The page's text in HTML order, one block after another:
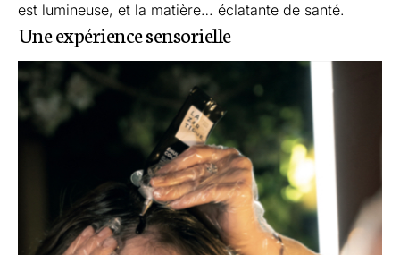
est lumineuse, et la matière… éclatante de santé.
Une expérience sensorielle